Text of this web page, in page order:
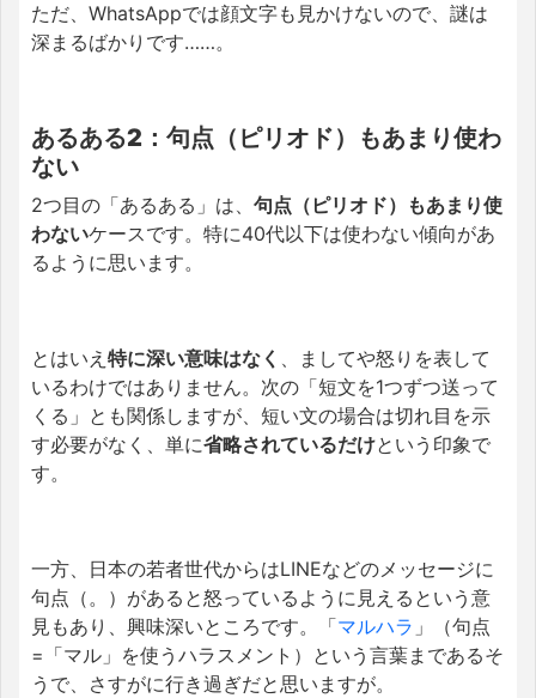
ただ、WhatsAppでは顔文字も見かけないので、謎は
深まるばかりです……。
あるある2：句点（ピリオド）もあまり使わ
ない
2つ目の「あるある」は、 句点（ピリオド）もあまり使
わないケースです。特に40代以下は使わない傾向があ
るように思います。
とはいえ 特に深い意味はなく 、ましてや怒りを表して
いるわけではありません。次の「短文を1つずつ送って
くる」とも関係しますが、短い文の場合は切れ目を示
す必要がなく、単に省略されているだけという印象で
す。
一方、日本の若者世代からはLINEなどのメッセージに
句点（。）があると怒っているように見えるという意
見もあり、興味深いところです。「マルハラ 」（句点
=「マル」を使うハラスメント）という言葉まであるそ
うで、さすがに行き過ぎだと思いますが。